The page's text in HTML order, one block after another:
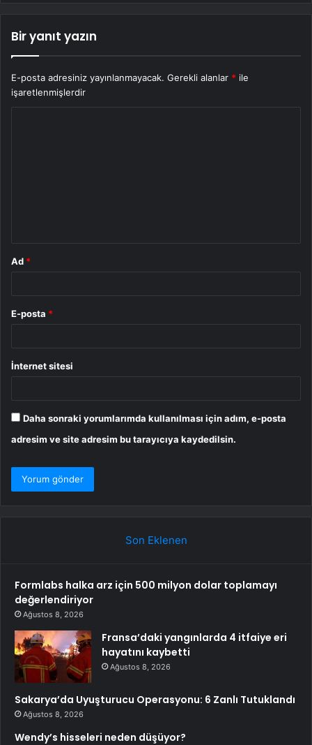
Bir yanıt yazın
E-posta adresiniz yayınlanmayacak. Gerekli alanlar * ile
işaretlenmişlerdir
Ad *
E-posta *
İnternet sitesi
Daha sonraki yorumlarımda kullanılması için adım, e-posta
adresim ve site adresim bu tarayıcıya kaydedilsin.
Son Eklenen
Formlabs halka arz için 500 milyon dolar toplamayı
değerlendiriyor
Ağustos 8, 2026
Fransa’daki yangınlarda 4 itfaiye eri
hayatını kaybetti
Ağustos 8, 2026
Sakarya’da Uyuşturucu Operasyonu: 6 Zanlı Tutuklandı
Ağustos 8, 2026
Wendy’s hisseleri neden düşüyor?